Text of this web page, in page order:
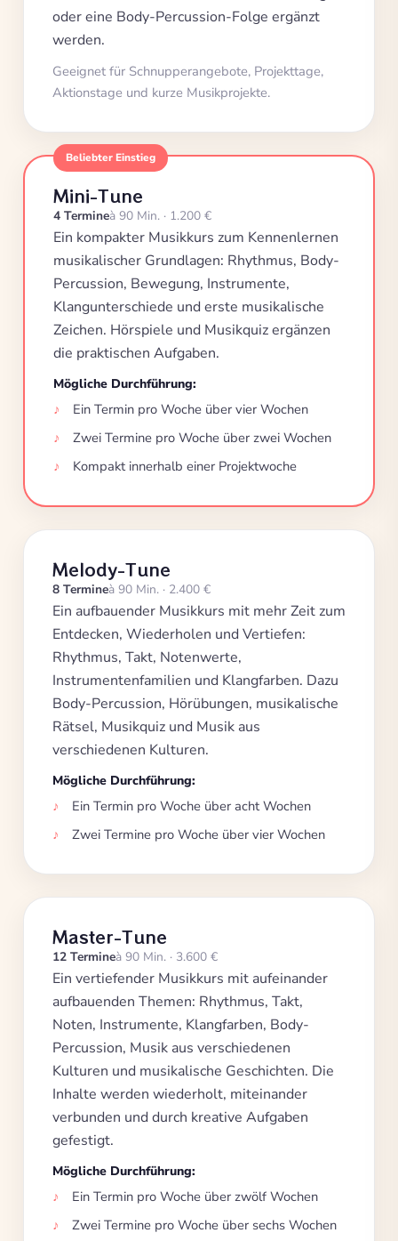
oder eine Body-Percussion-Folge ergänzt
werden.
Geeignet für Schnupperangebote, Projekttage,
Aktionstage und kurze Musikprojekte.
Beliebter Einstieg
Mini-Tune
4 Termineà 90 Min. · 1.200 €
Ein kompakter Musikkurs zum Kennenlernen
musikalischer Grundlagen: Rhythmus, Body-
Percussion, Bewegung, Instrumente,
Klangunterschiede und erste musikalische
Zeichen. Hörspiele und Musikquiz ergänzen
die praktischen Aufgaben.
Mögliche Durchführung:
Ein Termin pro Woche über vier Wochen
Zwei Termine pro Woche über zwei Wochen
Kompakt innerhalb einer Projektwoche
Melody-Tune
8 Termineà 90 Min. · 2.400 €
Ein aufbauender Musikkurs mit mehr Zeit zum
Entdecken, Wiederholen und Vertiefen:
Rhythmus, Takt, Notenwerte,
Instrumentenfamilien und Klangfarben. Dazu
Body-Percussion, Hörübungen, musikalische
Rätsel, Musikquiz und Musik aus
verschiedenen Kulturen.
Mögliche Durchführung:
Ein Termin pro Woche über acht Wochen
Zwei Termine pro Woche über vier Wochen
Master-Tune
12 Termineà 90 Min. · 3.600 €
Ein vertiefender Musikkurs mit aufeinander
aufbauenden Themen: Rhythmus, Takt,
Noten, Instrumente, Klangfarben, Body-
Percussion, Musik aus verschiedenen
Kulturen und musikalische Geschichten. Die
Inhalte werden wiederholt, miteinander
verbunden und durch kreative Aufgaben
gefestigt.
Mögliche Durchführung:
Ein Termin pro Woche über zwölf Wochen
Zwei Termine pro Woche über sechs Wochen